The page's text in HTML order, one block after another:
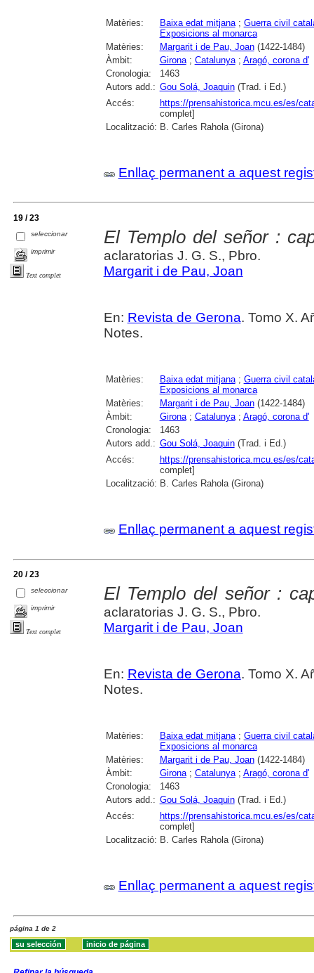
Matèries: Baixa edat mitjana; Guerra civil
Exposicions al monarca
Matèries:
Margarit i de Pau, Joan(1422-1484)
Àmbit:
Girona; Catalunya; Aragó, corona d'
Cronologia:
1463
Autors add.: Gou Solá, Joaquin(Trad. i Ed.)
Accés:
https://prensahistorica.mcu.es/es/
complet]
Localització: B. Carles Rahola (Girona)
Enllaç permanent a aquest
19 / 23
seleccionar
imprimir
Text complet
El Templo del señor :
aclaratorias J. G. S., Pbro.
Margarit i de Pau, Joan
En: Revista de Gerona. Tomo X.
Notes.
Matèries: Baixa edat mitjana; Guerra civil
Exposicions al monarca
Matèries:
Margarit i de Pau, Joan(1422-1484)
Àmbit:
Girona; Catalunya; Aragó, corona d'
Cronologia:
1463
Autors add.: Gou Solá, Joaquin(Trad. i Ed.)
Accés:
https://prensahistorica.mcu.es/es/
complet]
Localització: B. Carles Rahola (Girona)
Enllaç permanent a aquest
20 / 23
seleccionar
imprimir
Text complet
El Templo del señor :
aclaratorias J. G. S., Pbro.
Margarit i de Pau, Joan
En: Revista de Gerona. Tomo X.
Notes.
Matèries: Baixa edat mitjana; Guerra civil
Exposicions al monarca
Matèries:
Margarit i de Pau, Joan(1422-1484)
Àmbit:
Girona; Catalunya; Aragó, corona d'
Cronologia:
1463
Autors add.: Gou Solá, Joaquin(Trad. i Ed.)
Accés:
https://prensahistorica.mcu.es/es/
complet]
Localització: B. Carles Rahola (Girona)
Enllaç permanent a aquest
página 1 de 2